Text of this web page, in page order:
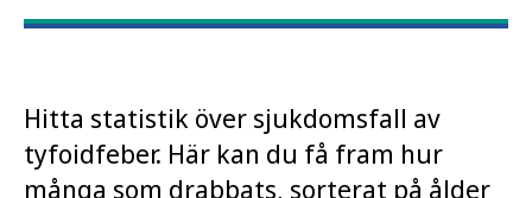
Hitta statistik över sjukdomsfall av
tyfoidfeber. Här kan du få fram hur
många som drabbats, sorterat på ålder